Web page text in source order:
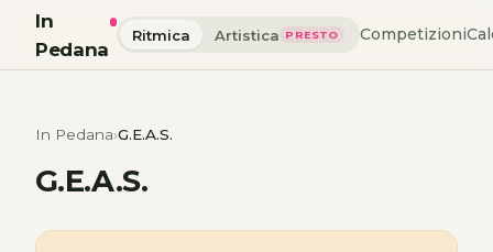
In
Pedana
Ritmica Artistica PRESTO Competizioni
In Pedana G.E.A.S.
G.E.A.S.